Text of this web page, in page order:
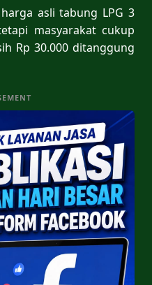
asli tabung LPG 3
masyarakat cukup
Rp 30.000 ditanggung